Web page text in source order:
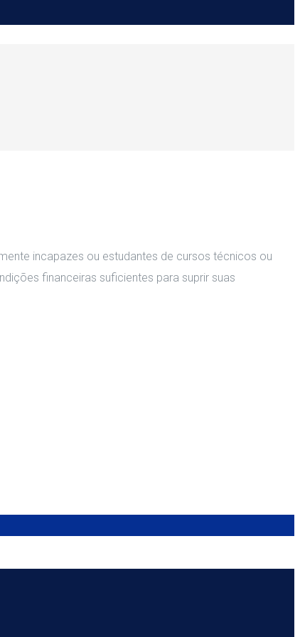
incapazes ou estudantes de cursos técnicos ou
financeiras suficientes para suprir suas